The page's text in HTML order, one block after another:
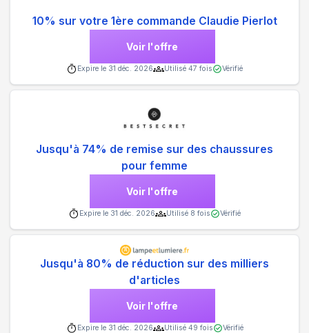
10% sur votre 1ère commande Claudie Pierlot
Voir l'offre
Expire le 31 déc. 2026 Utilisé 47 fois Vérifié
Jusqu'à 74% de remise sur des chaussures
pour femme
Voir l'offre
Expire le 31 déc. 2026 Utilisé 8 fois Vérifié
Jusqu'à 80% de réduction sur des milliers
d'articles
Voir l'offre
Expire le 31 déc. 2026 Utilisé 49 fois Vérifié